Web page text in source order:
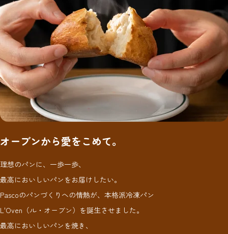
オーブンから愛をこめて。
理想のパンに、一歩一歩、
最高においしいパンをお届けしたい。
Pascoのパンづくりへの情熱が、本格派冷凍パン
L'Oven（ル・オーブン）を誕生させました。
最高においしいパンを焼き、